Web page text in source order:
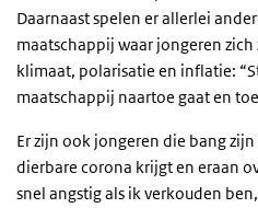
Daarnaast spelen er allerlei
maatschappij waar jongeren
klimaat, polarisatie en inflatie:
maatschappij naartoe gaat en
Er zijn ook jongeren die bang
dierbare corona krijgt en eraan
snel angstig als ik verkouden